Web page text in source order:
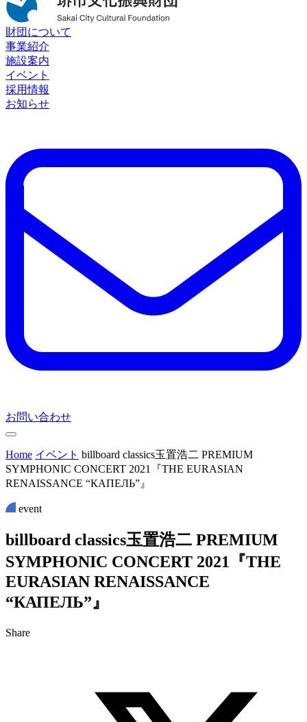
財団について
事業紹介
施設案内
イベント
採用情報
お知らせ
お問い合わせ
Home イベント billboard classics⽟置浩⼆ PREMIUM
SYMPHONIC CONCERT 2021『THE EURASIAN
RENAISSANCE “КАПЕЛЬ”』
event
billboard classics⽟置浩⼆ PREMIUM
SYMPHONIC CONCERT 2021 『THE
EURASIAN RENAISSANCE
“КАПЕЛЬ”』
Share